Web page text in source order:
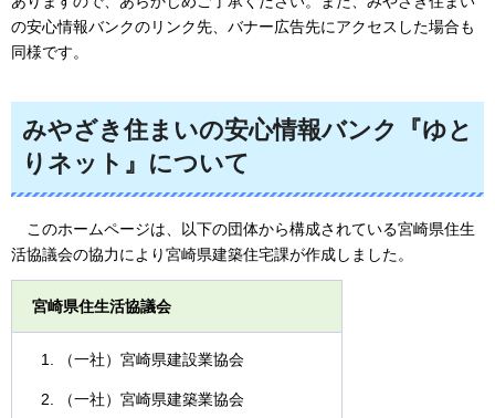
の安心情報バンクのリンク先、バナー広告先にアクセスした場合も
同様です。
みやざき住まいの安心情報バンク『ゆと
りネット』について
このホームページは、以下の団体から構成されている宮崎県住生
活協議会の協力により宮崎県建築住宅課が作成しました。
宮崎県住生活協議会
（一社）宮崎県建設業協会
（一社）宮崎県建築業協会